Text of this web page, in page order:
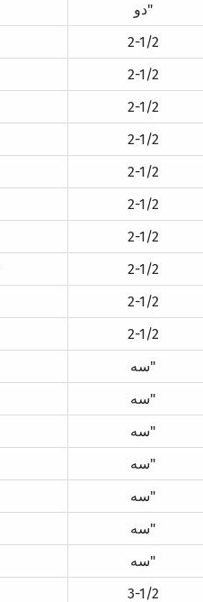
دو"
2-1/2
2-1/2
2-1/2
2-1/2
2-1/2
2-1/2
2-1/2
2-1/2
2-1/2
2-1/2
سه"
سه"
سه"
سه"
سه"
سه"
سه"
3-1/2